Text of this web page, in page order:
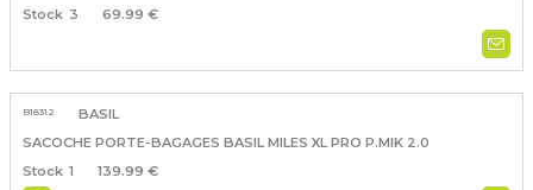
3
69.99 €
B18312
BASIL
SACOCHE PORTE-BAGAGES BASIL MILES XL PRO P.MIK 2.0
1
139.99 €